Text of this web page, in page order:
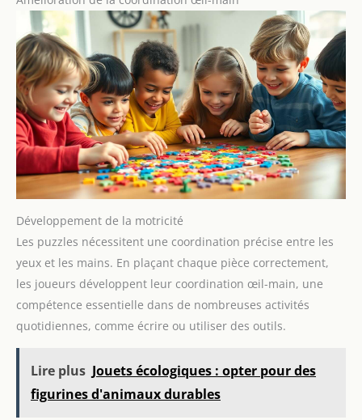
Développement de la motricité
Les puzzles nécessitent une coordination précise entre les
yeux et les mains. En plaçant chaque pièce correctement,
les joueurs développent leur coordination œil-main, une
compétence essentielle dans de nombreuses activités
quotidiennes, comme écrire ou utiliser des outils.
Lire plus Jouets écologiques : opter pour des
figurines d'animaux durables